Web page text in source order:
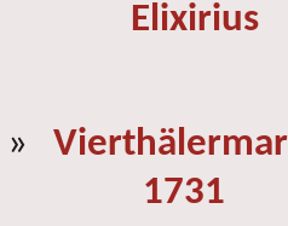
Elixirius
»
1731